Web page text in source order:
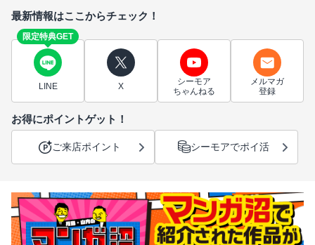
最新情報はここからチェック！
限定特典GET
LINE X
シーモア
ちゃんねる
メルマガ
登録
お得にポイントゲット！
ご来店ポイント シーモアでポイ活